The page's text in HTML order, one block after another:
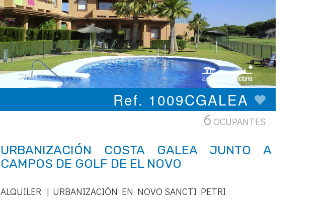
Ref. 1009CGALEA
6 OCUPANTES
URBANIZACIÓN COSTA GALEA JUNTO A
CAMPOS DE GOLF DE EL NOVO
ALQUILER | URBANIZACIÓN EN NOVO SANCTI PETRI